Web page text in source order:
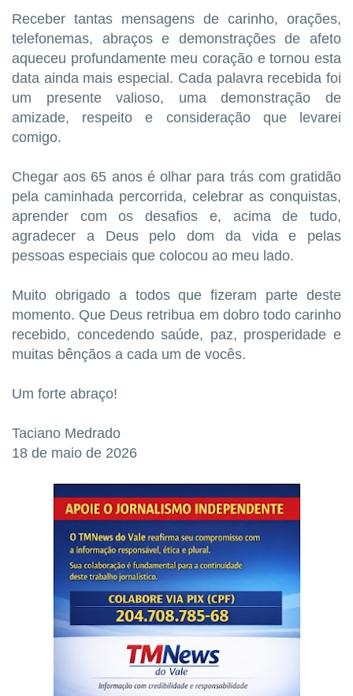
Receber tantas mensagens de carinho, orações,
telefonemas, abraços e demonstrações de afeto
aqueceu profundamente meu coração e tornou esta
data ainda mais especial. Cada palavra recebida foi
um presente valioso, uma demonstração de
amizade, respeito e consideração que levarei
comigo.
Chegar aos 65 anos é olhar para trás com gratidão
pela caminhada percorrida, celebrar as conquistas,
aprender com os desafios e, acima de tudo,
agradecer a Deus pelo dom da vida e pelas
pessoas especiais que colocou ao meu lado.
Muito obrigado a todos que fizeram parte deste
momento. Que Deus retribua em dobro todo carinho
recebido, concedendo saúde, paz, prosperidade e
muitas bênçãos a cada um de vocês.
Um forte abraço!
Taciano Medrado
18 de maio de 2026